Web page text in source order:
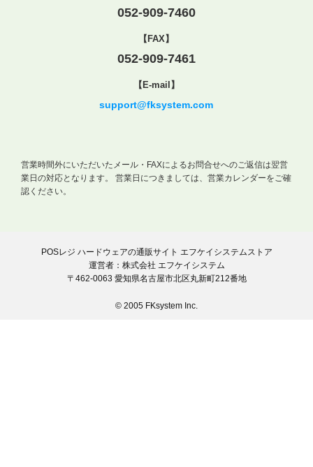
052-909-7460
【FAX】
052-909-7461
【E-mail】
support@fksystem.com
営業時間外にいただいたメール・FAXによるお問合せへのご返信は翌営
業日の対応となります。
営業日につきましては、営業カレンダーをご確
認ください。
POSレジ ハードウェアの通販サイト エフケイシステムストア
運営者：株式会社 エフケイシステム
〒462-0063 愛知県名古屋市北区丸新町212番地
© 2005 FKsystem Inc.